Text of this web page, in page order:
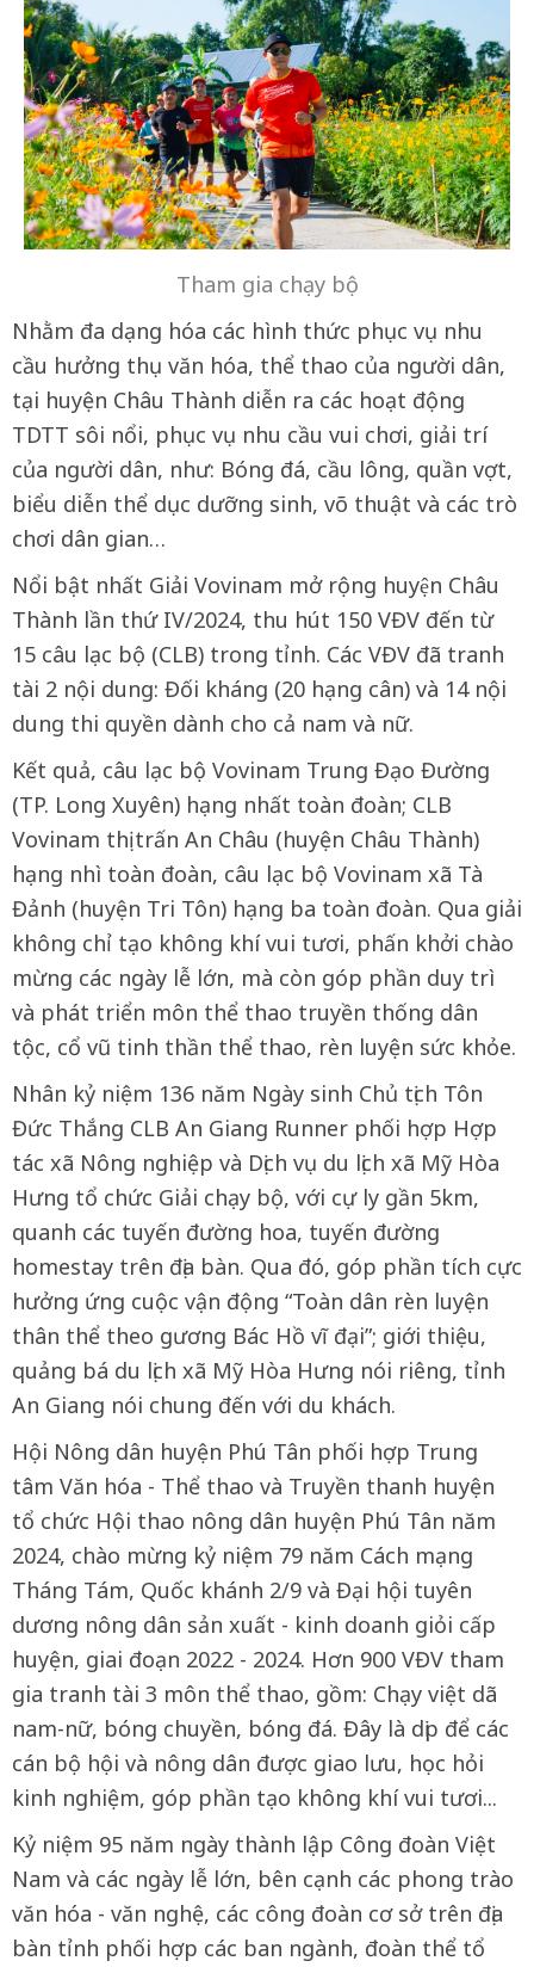
Tham gia chạy bộ
Nhằm đa dạng hóa các hình thức phục vụ nhu
cầu hưởng thụ văn hóa, thể thao của người dân,
tại huyện Châu Thành diễn ra các hoạt động
TDTT sôi nổi, phục vụ nhu cầu vui chơi, giải trí
của người dân, như: Bóng đá, cầu lông, quần vợt,
biểu diễn thể dục dưỡng sinh, võ thuật và các trò
chơi dân gian…
Nổi bật nhất Giải Vovinam mở rộng huyện Châu
Thành lần thứ IV/2024, thu hút 150 VĐV đến từ
15 câu lạc bộ (CLB) trong tỉnh. Các VĐV đã tranh
tài 2 nội dung: Đối kháng (20 hạng cân) và 14 nội
dung thi quyền dành cho cả nam và nữ.
Kết quả, câu lạc bộ Vovinam Trung Đạo Đường
(TP. Long Xuyên) hạng nhất toàn đoàn; CLB
Vovinam thị trấn An Châu (huyện Châu Thành)
hạng nhì toàn đoàn, câu lạc bộ Vovinam xã Tà
Đảnh (huyện Tri Tôn) hạng ba toàn đoàn. Qua giải
không chỉ tạo không khí vui tươi, phấn khởi chào
mừng các ngày lễ lớn, mà còn góp phần duy trì
và phát triển môn thể thao truyền thống dân
tộc, cổ vũ tinh thần thể thao, rèn luyện sức khỏe.
Nhân kỷ niệm 136 năm Ngày sinh Chủ tịch Tôn
Đức Thắng CLB An Giang Runner phối hợp Hợp
tác xã Nông nghiệp và Dịch vụ du lịch xã Mỹ Hòa
Hưng tổ chức Giải chạy bộ, với cự ly gần 5km,
quanh các tuyến đường hoa, tuyến đường
homestay trên địa bàn. Qua đó, góp phần tích cực
hưởng ứng cuộc vận động “Toàn dân rèn luyện
thân thể theo gương Bác Hồ vĩ đại”; giới thiệu,
quảng bá du lịch xã Mỹ Hòa Hưng nói riêng, tỉnh
An Giang nói chung đến với du khách.
Hội Nông dân huyện Phú Tân phối hợp Trung
tâm Văn hóa - Thể thao và Truyền thanh huyện
tổ chức Hội thao nông dân huyện Phú Tân năm
2024, chào mừng kỷ niệm 79 năm Cách mạng
Tháng Tám, Quốc khánh 2/9 và Đại hội tuyên
dương nông dân sản xuất - kinh doanh giỏi cấp
huyện, giai đoạn 2022 - 2024. Hơn 900 VĐV tham
gia tranh tài 3 môn thể thao, gồm: Chạy việt dã
nam-nữ, bóng chuyền, bóng đá. Đây là dịp để các
cán bộ hội và nông dân được giao lưu, học hỏi
kinh nghiệm, góp phần tạo không khí vui tươi...
Kỷ niệm 95 năm ngày thành lập Công đoàn Việt
Nam và các ngày lễ lớn, bên cạnh các phong trào
văn hóa - văn nghệ, các công đoàn cơ sở trên địa
bàn tỉnh phối hợp các ban ngành, đoàn thể tổ